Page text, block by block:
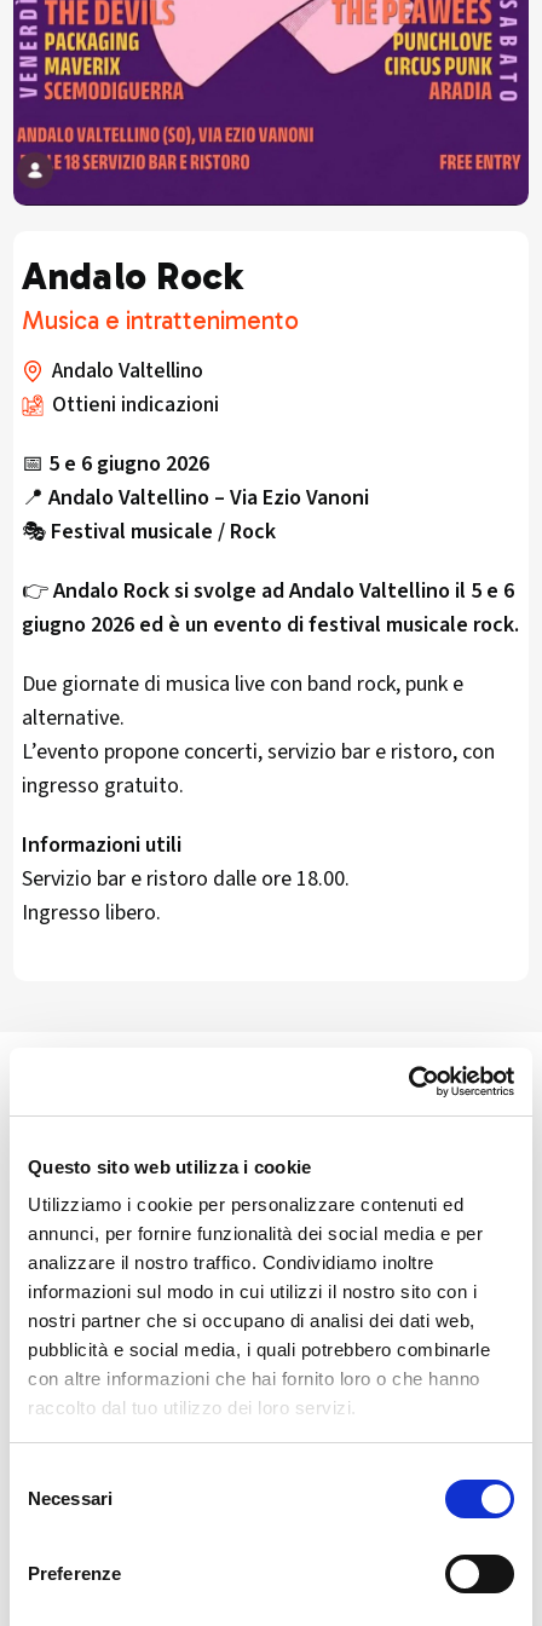
Questo sito web utilizza i cookie
Utilizziamo i cookie per personalizzare contenuti ed
annunci, per fornire funzionalità dei social media e per
analizzare il nostro traffico. Condividiamo inoltre
informazioni sul modo in cui utilizzi il nostro sito con i
nostri partner che si occupano di analisi dei dati web,
pubblicità e social media, i quali potrebbero combinarle
con altre informazioni che hai fornito loro o che hanno
raccolto dal tuo utilizzo dei loro servizi.
delNecessari
Preferenze
Andalo Rock
Musica e intrattenimento
Andalo Valtellino
Ottieni indicazioni
📅 5 e 6 giugno 2026
📍Andalo Valtellino – Via Ezio Vanoni
🎭 Festival musicale / Rock
👉Andalo Rock si svolge ad Andalo Valtellino il 5 e 6
giugno 2026 ed è un evento di festival musicale rock.
Due giornate di musica live con band rock, punk e
alternative.
L’evento propone concerti, servizio bar e ristoro, con
ingresso gratuito.
Informazioni utili
Servizio bar e ristoro dalle ore 18.00.
Ingresso libero.